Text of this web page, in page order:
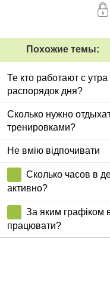
Похожие темы:
Те кто работают с
распорядок дня?
Сколько нужно
тренировками?
Не вмію відпочивати
Сколько часов в
активно?
За яким графіком
працювати?